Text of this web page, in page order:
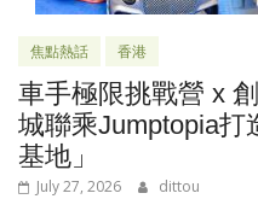
焦點熱話 香港
車手極限挑戰營 x
城聯乘Jumptopia打
基地」
July 27, 2026 dittou